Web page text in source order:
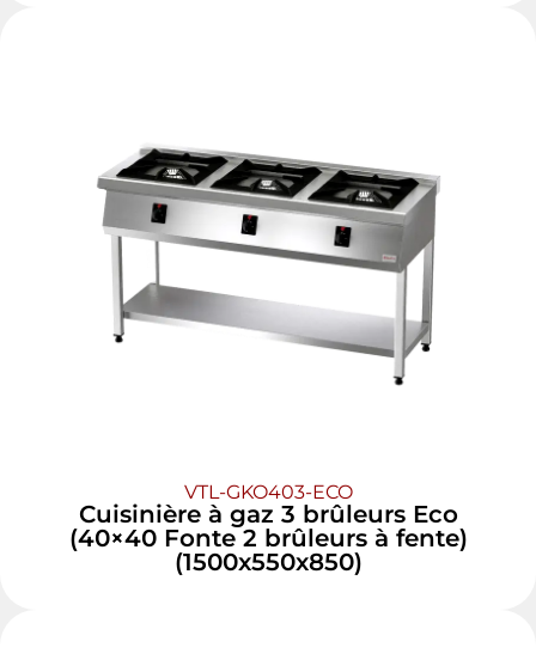
VTL-GKO403-ECO
Cuisinière à gaz 3 brûleurs Eco
(40×40 Fonte 2 brûleurs à fente)
(1500x550x850)